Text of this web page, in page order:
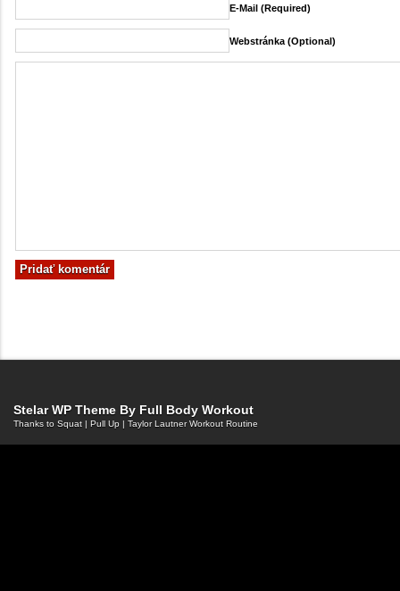
E-Mail (required)
Webstránka (Optional)
Stelar WP Theme By Full Body Workout
Thanks to Squat | Pull Up | Taylor Lautner Workout Routine